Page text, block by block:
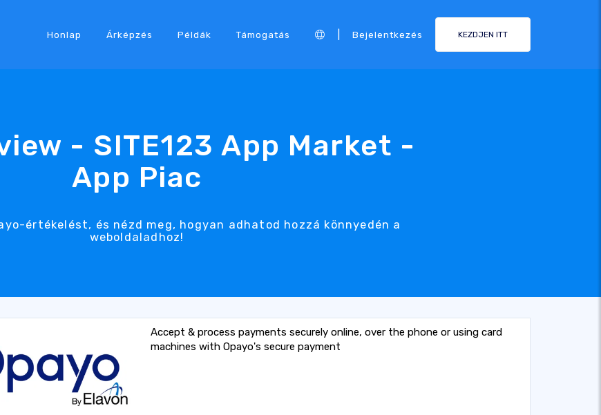
Honlap Árképzés Példák Támogatás Bejelentkezés KEZDJEN ITT
- SITE123 App Market -
App Piac
értékelést, és nézd meg, hogyan adhatod hozzá könnyedén a
weboldaladhoz!
Accept & process payments securely online, over the phone or using card
machines with Opayo's secure payment